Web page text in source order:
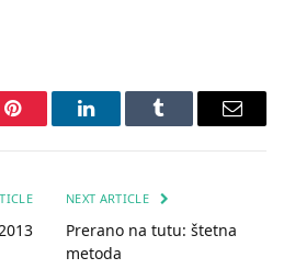
Pinterest LinkedInTumblr Email
NEXT ARTICLE
Prerano na tutu: štetna
metoda